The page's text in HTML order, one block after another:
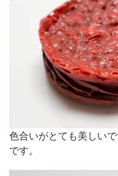
色合いがとても美しい
です。